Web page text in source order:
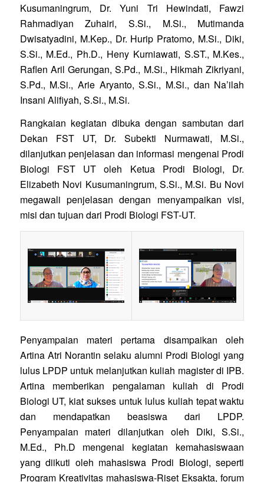
Kusumaningrum, Dr. Yuni Tri Hewindati, Fawzi
Rahmadiyan Zuhairi, S.Si., M.Si., Mutimanda
Dwisatyadini, M.Kep., Dr. Hurip Pratomo, M.Si., Diki,
S.Si., M.Ed., Ph.D., Heny Kurniawati, S.ST., M.Kes.,
Raflen Aril Gerungan, S.Pd., M.Si., Hikmah Zikriyani,
S.Pd., M.Si., Arie Aryanto, S.Si., M.Si., dan Na’ilah
Insani Alifiyah, S.Si., M.Si.
Rangkaian kegiatan dibuka dengan sambutan dari
Dekan FST UT, Dr. Subekti Nurmawati, M.Si.,
dilanjutkan penjelasan dan informasi mengenai Prodi
Biologi FST UT oleh Ketua Prodi Biologi, Dr.
Elizabeth Novi Kusumaningrum, S.Si., M.Si. Bu Novi
megawali penjelasan dengan menyampaikan visi,
misi dan tujuan dari Prodi Biologi FST-UT.
Penyampaian materi pertama disampaikan oleh
Artina Atri Norantin selaku alumni Prodi Biologi yang
lulus LPDP untuk melanjutkan kuliah magister di IPB.
Artina memberikan pengalaman kuliah di Prodi
Biologi UT, kiat sukses untuk lulus kuliah tepat waktu
dan mendapatkan beasiswa dari LPDP.
Penyampaian materi dilanjutkan oleh Diki, S.Si.,
M.Ed., Ph.D mengenai kegiatan kemahasiswaan
yang diikuti oleh mahasiswa Prodi Biologi, seperti
Program Kreativitas mahasiswa-Riset Eksakta, forum